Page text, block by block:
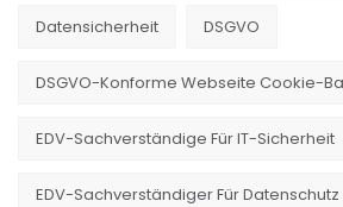
Datensicherheit DSGVO
DSGVO-Konforme Webseite Cookie-
EDV-Sachverständige Für IT-Sicherheit
EDV-Sachverständiger Für Datenschutz